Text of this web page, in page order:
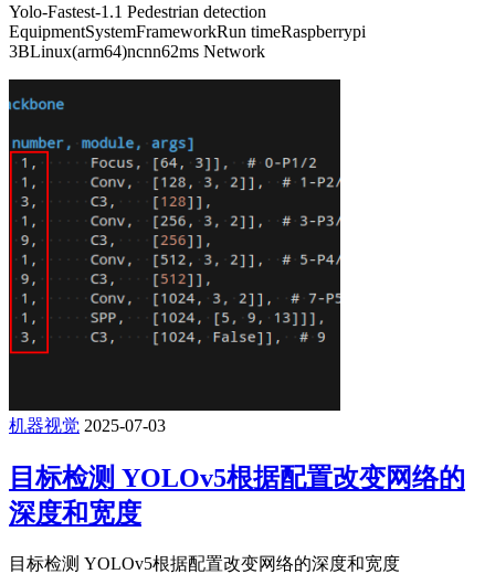
Yolo-Fastest-1.1 Pedestrian detection
EquipmentSystemFrameworkRun timeRaspberrypi
3BLinux(arm64)ncnn62ms Network
机器视觉 2025-07-03
目标检测 YOLOv5根据配置改变网络的
深度和宽度
目标检测 YOLOv5根据配置改变网络的深度和宽度